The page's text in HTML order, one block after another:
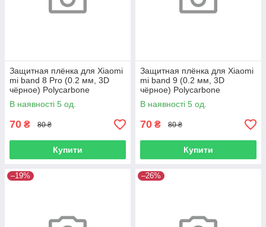
Защитная плёнка для Xiaomi
mi band 8 Pro (0.2 мм, 3D
чёрное) Polycarbone
В наявності 5 од.
70 ₴ 80 ₴
Купити
Защитная плёнка для Xiaomi
mi band 9 (0.2 мм, 3D
чёрное) Polycarbone
В наявності 5 од.
70 ₴ 80 ₴
Купити
–19% –26%